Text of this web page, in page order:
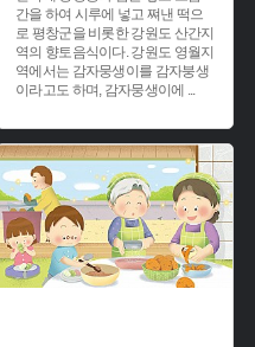
간을 하여 시루에 넣고 쪄낸 떡으
로 평창군을 비롯한 강원도 산간지
역의 향토음식이다. 강원도 영월지
역에서는 감자뭉생이를 감자붕생
이라고도 하며, 감자뭉생이에 ...